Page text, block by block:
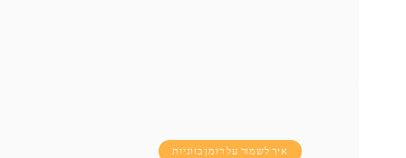
איך לשמור על רומן בזוגיות